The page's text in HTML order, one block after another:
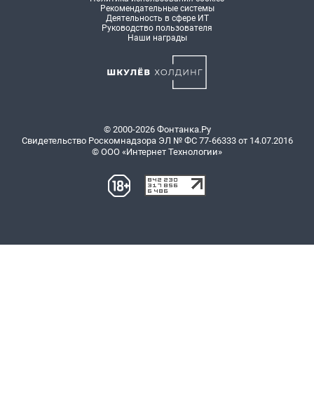
Рекомендательные системы
Деятельность в сфере ИТ
Руководство пользователя
Наши награды
© 2000-2026 Фонтанка.Ру
Свидетельство Роскомнадзора ЭЛ № ФС 77-66333 от 14.07.2016
© ООО «Интернет Технологии»